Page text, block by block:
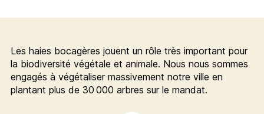
Les haies bocagères jouent un rôle très important pour
la biodiversité végétale et animale. Nous nous sommes
engagés à végétaliser massivement notre ville en
plantant plus de 30 000 arbres sur le mandat.